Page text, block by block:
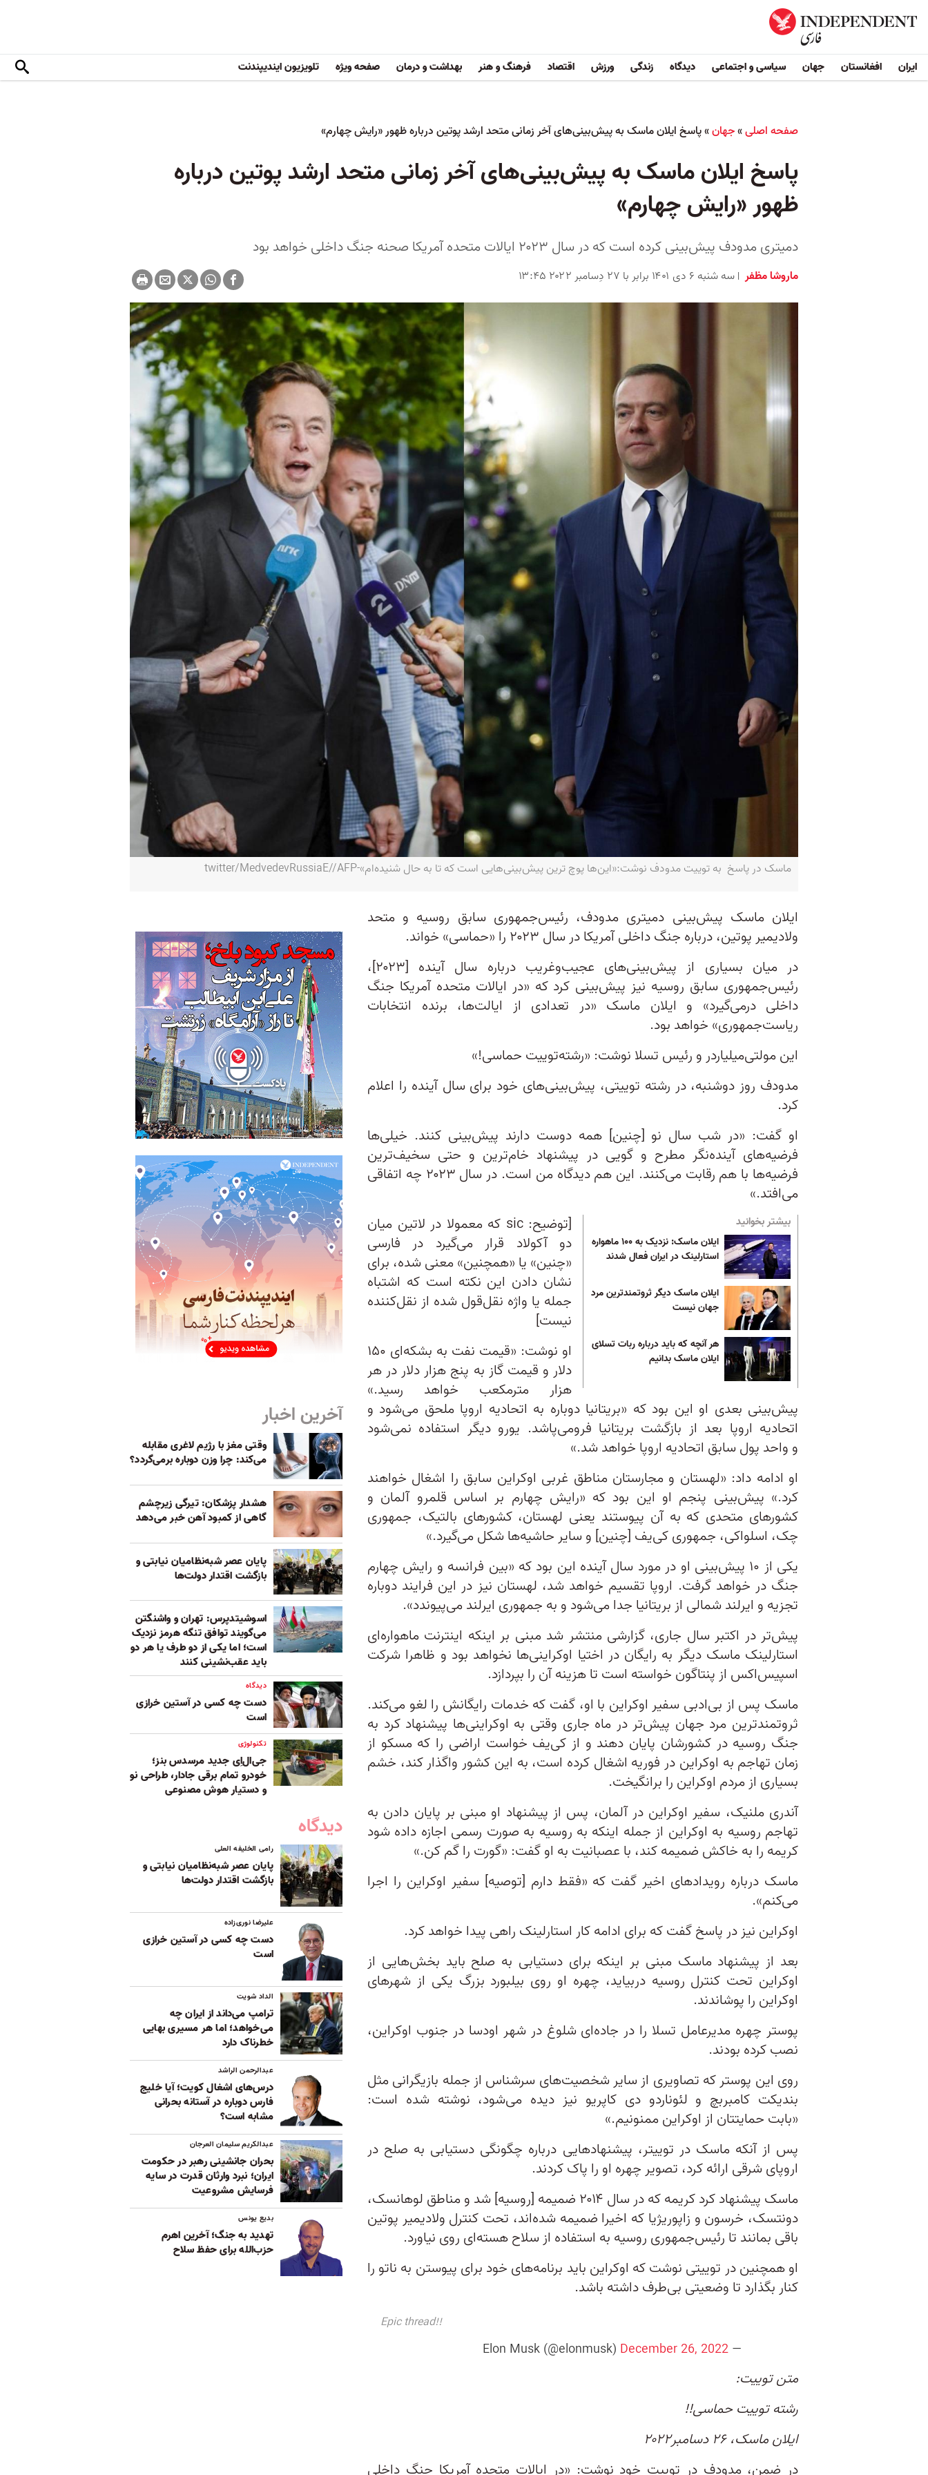
ایران افغانستان جهان سیاسی و اجتماعی دیدگاه زندگی ورزش اقتصاد فرهنگ و هنر بهداشت و درمان صفحه ویژه تلویزیون ایندیپندنت
صفحه اصلی»جهان»پاسخ ایلان ماسک به پیش‌بینی‌های آخر زمانی متحد ارشد پوتین درباره ظهور «رایش چهارم»
پاسخ ایلان ماسک به پیش‌بینی‌های آخر زمانی متحد ارشد پوتین درباره
ظهور «رایش چهارم»
دمیتری مدودف پیش‌بینی کرده است که در سال ۲۰۲۳ ایالات متحده آمریکا صحنه جنگ داخلی خواهد بود
ماروشا مظفر سه شنبه ۶ دی ۱۴۰۱ برابر با ۲۷ دِسامبر ۲۰۲۲ ۱۳:۴۵
ماسک در پاسخ به توییت مدودف نوشت:«این‌ها پوچ ترین پیش‌بینی‌هایی است که تا به حال شنیده‌ام»-twitter/MedvedevRussiaE//AFP
ایلان ماسک پیش‌بینی دمیتری مدودف، رئیس‌جمهوری سابق روسیه و متحد
ولادیمیر پوتین، درباره جنگ داخلی آمریکا در سال ۲۰۲۳ را «حماسی» خواند.
در میان بسیاری از پیش‌بینی‌های عجیب‌وغریب درباره سال آینده [۲۰۲۳]،
رئیس‌جمهوری سابق روسیه نیز پیش‌بینی کرد که «در ایالات متحده آمریکا جنگ
داخلی درمی‌گیرد» و ایلان ماسک «در تعدادی از ایالت‌ها، برنده انتخابات
ریاست‌‌جمهوری» خواهد بود.
این مولتی‌میلیاردر و رئیس تسلا نوشت: «رشته‌توییت حماسی!»
مدودف روز دوشنبه، در رشته توییتی، پیش‌بینی‌های خود برای سال آینده را اعلام
کرد.
او گفت: «در شب سال نو [چنین] همه دوست دارند پیش‌بینی کنند. خیلی‌ها
فرضیه‌های آینده‌نگر مطرح و گویی در پیشنهاد خام‌ترین و حتی سخیف‌ترین
فرضیه‌ها با هم رقابت می‌کنند. این هم دیدگاه من است. در سال ۲۰۲۳ چه اتفاقی
می‌افتد.»
بیشتر بخوانید
ایلان ماسک: نزدیک به ۱۰۰ ماهواره
استارلینک در ایران فعال شدند
ایلان ماسک دیگر ثروتمندترین مرد
جهان نیست
هر آنچه که باید درباره ربات تسلای
ایلان ماسک بدانیم
[توضیح: sic که معمولا در لاتین میان
دو آکولاد قرار می‌گیرد در فارسی
«چنین» یا «همچنین» معنی شده، برای
نشان دادن این نکته است که اشتباه
جمله یا واژه نقل‌قول شده از نقل‌کننده
نیست]
او نوشت: «قیمت نفت به بشکه‌ای ۱۵۰
دلار و قیمت گاز به پنج هزار دلار در هر
هزار مترمکعب خواهد رسید.»
پیش‌بینی بعدی او این بود که «بریتانیا دوباره به اتحادیه اروپا ملحق می‌شود و
اتحادیه اروپا بعد از بازگشت بریتانیا فرومی‌پاشد. یورو دیگر استفاده نمی‌شود
و واحد پول سابق اتحادیه اروپا خواهد شد.»
او ادامه داد: «لهستان و مجارستان مناطق غربی اوکراین سابق را اشغال خواهند
کرد.» پیش‌بینی پنجم او این بود که «رایش چهارم بر اساس قلمرو آلمان و
کشورهای متحدی که به آن پیوستند یعنی لهستان، کشورهای بالتیک، جمهوری
چک، اسلواکی، جمهوری کی‌یف [چنین] و سایر حاشیه‌ها شکل می‌گیرد.»
یکی از ۱۰ پیش‌بینی او در مورد سال آینده این بود که «بین فرانسه و رایش چهارم
جنگ در خواهد گرفت. اروپا تقسیم خواهد شد، لهستان نیز در این فرایند دوباره
تجزیه و ایرلند شمالی از بریتانیا جدا می‌شود و به جمهوری ایرلند می‌پیوندد».
پیش‌تر در اکتبر سال جاری، گزارشی منتشر شد مبنی بر اینکه اینترنت ماهواره‌ای
استارلینک ماسک دیگر به رایگان در اختیا اوکراینی‌ها نخواهد بود و ظاهرا شرکت
اسپیس‌اکس از پنتاگون خواسته است تا هزینه آن را بپردازد.
ماسک پس از بی‌ادبی سفیر اوکراین با او، گفت که خدمات رایگانش را لغو می‌کند.
ثروتمندترین مرد جهان پیش‌تر در ماه جاری وقتی به اوکراینی‌ها پیشنهاد کرد به
جنگ روسیه در کشورشان پایان دهند و از کی‌یف خواست اراضی را که مسکو از
زمان تهاجم به اوکراین در فوریه اشغال کرده است، به این کشور واگذار کند، خشم
بسیاری از مردم اوکراین را برانگیخت.
آندری ملنیک، سفیر اوکراین در آلمان، پس از پیشنهاد او مبنی بر پایان دادن به
تهاجم روسیه به اوکراین از جمله اینکه به روسیه به صورت رسمی اجازه داده شود
کریمه را به خاکش ضمیمه کند، با عصبانیت به او گفت: «گورت را گم کن.»
ماسک درباره رویدادهای اخیر گفت که «فقط دارم [توصیه] سفیر اوکراین را اجرا
می‌کنم».
اوکراین نیز در پاسخ گفت که برای ادامه کار استارلینک راهی پیدا خواهد کرد.
بعد از پیشنهاد ماسک مبنی بر اینکه برای دستیابی به صلح باید بخش‌هایی از
اوکراین تحت کنترل روسیه دربیاید، چهره او روی بیلبورد بزرگ یکی از شهرهای
اوکراین را پوشاندند.
پوستر چهره مدیرعامل تسلا را در جاده‌ای شلوغ در شهر اودسا در جنوب اوکراین،
نصب کرده بودند.
روی این پوستر که تصاویری از سایر شخصیت‌های سرشناس از جمله بازیگرانی مثل
بندیکت کامبربچ و لئوناردو دی کاپریو نیز دیده می‌شود، نوشته شده است:
«بابت حمایتتان از اوکراین ممنونیم.»
پس از آنکه ماسک در توییتر، پیشنهادهایی درباره چگونگی دستیابی به صلح در
اروپای شرقی ارائه کرد، تصویر چهره‌ او را پاک کردند.
ماسک پیشنهاد کرد کریمه که در سال ۲۰۱۴ ضمیمه [روسیه] شد و مناطق لوهانسک،
دونتسک، خرسون و زاپوریژیا که اخیرا ضمیمه شده‌اند، تحت کنترل ولادیمیر پوتین
باقی بمانند تا رئیس‌جمهوری روسیه به استفاده از سلاح هسته‌ای روی نیاورد.
او همچنین در توییتی نوشت که اوکراین باید برنامه‌های خود برای پیوستن به ناتو را
کنار بگذارد تا وضعیتی بی‌طرف داشته باشد.
Epic thread!!
— Elon Musk (@elonmusk)
December 26, 2022
متن توییت:
رشته توییت حماسی!!
ایلان ماسک، ۲۶ دسامبر۲۰۲۲
در ضمن، مدودف در توییت خود نوشت: «در ایالات متحده آمریکا جنگ داخلی
آخرین اخبار
وقتی مغز با رژیم لاغری مقابله
می‌کند: چرا وزن دوباره برمی‌گردد؟
هشدار پزشکان: تیرگی زیرچشم
گاهی از کمبود آهن خبر می‌دهد
پایان عصر شبه‌نظامیان نیابتی و
بازگشت اقتدار دولت‌ها
اسوشیتدپرس: تهران و واشنگتن
می‌گویند توافق تنگه هرمز نزدیک
است؛ اما یکی از دو طرف یا هر دو
باید عقب‌نشینی کنند
دیدگاه
دست چه کسی در آستین خرازی
است
تکنولوژی
جی‌ال‌اِی جدید مرسدس بنز؛
خودرو تمام برقی جادار، طراحی نو
و دستیار هوش مصنوعی
دیدگاه
رامی الخلیفه العلی
پایان عصر شبه‌نظامیان نیابتی و
بازگشت اقتدار دولت‌ها
علیرضا نوری‌زاده
دست چه کسی در آستین خرازی
است
الداد شویت
ترامپ می‌داند از ایران چه
می‌خواهد؛ اما هر مسیری بهایی
خطرناک دارد
عبدالرحمن الراشد
درس‌های اشغال کویت؛ آیا خلیج
فارس دوباره در آستانه بحرانی
مشابه است؟
عبدالکریم سلیمان العرجان
بحران جانشینی رهبر در حکومت
ایران؛ نبرد وارثان قدرت در سایه
فرسایش مشروعیت
بدیع یونس
تهدید به جنگ؛ آخرین اهرم
حزب‌الله برای حفظ سلاح